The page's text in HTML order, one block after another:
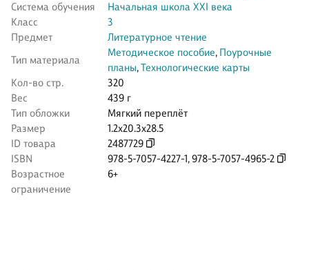
Система обучения
Начальная школа XXI века
Класс
3
Предмет
Литературное чтение
Тип материала
Методическое пособие, Поурочные
планы,Технологические карты
Кол-во стр.
320
Вес
439 г
Тип обложки
Мягкий переплёт
Размер
1.2x20.3x28.5
ID товара
2487729
ISBN
978-5-7057-4227-1,978-5-7057-4965-2
Возрастное
ограничение
6+